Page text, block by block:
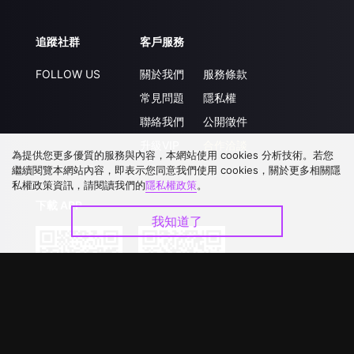
追蹤社群
FOLLOW US
客戶服務
關於我們
常見問題
聯絡我們
服務條款
隱私權
公開徵件
下載 APP
為提供您更多優質的服務與內容，本網站使用 cookies 分析技術。若您
繼續閱覽本網站內容，即表示您同意我們使用 cookies，關於更多相關隱
私權政策資訊，請閱讀我們的隱私權政策。
我知道了